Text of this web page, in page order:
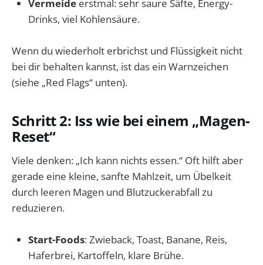
Vermeide erstmal: sehr saure Säfte, Energy-
Drinks, viel Kohlensäure.
Wenn du wiederholt erbrichst und Flüssigkeit nicht
bei dir behalten kannst, ist das ein Warnzeichen
(siehe „Red Flags“ unten).
Schritt 2: Iss wie bei einem „Magen-
Reset“
Viele denken: „Ich kann nichts essen.“ Oft hilft aber
gerade eine kleine, sanfte Mahlzeit, um Übelkeit
durch leeren Magen und Blutzuckerabfall zu
reduzieren.
Start-Foods: Zwieback, Toast, Banane, Reis,
Haferbrei, Kartoffeln, klare Brühe.